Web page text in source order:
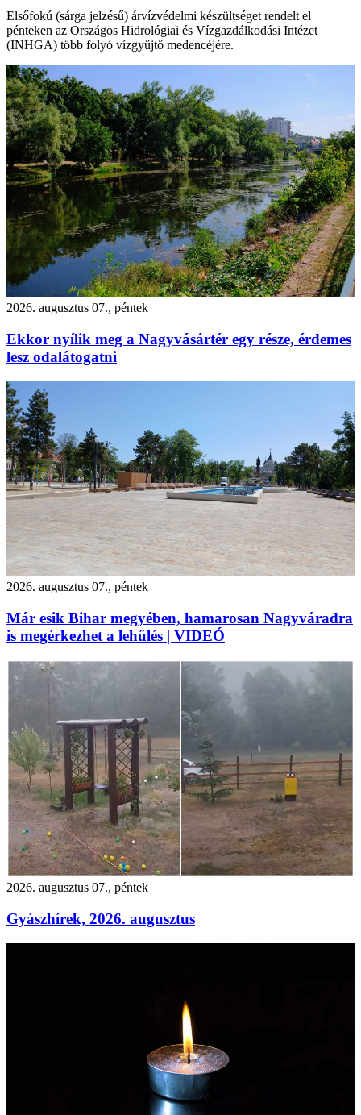
Elsőfokú (sárga jelzésű) árvízvédelmi készültséget rendelt el
pénteken az Országos Hidrológiai és Vízgazdálkodási Intézet
(INHGA) több folyó vízgyűjtő medencéjére.
2026. augusztus 07., péntek
Ekkor nyílik meg a Nagyvásártér egy része, érdemes
lesz odalátogatni
2026. augusztus 07., péntek
Már esik Bihar megyében, hamarosan Nagyváradra
is megérkezhet a lehűlés | VIDEÓ
2026. augusztus 07., péntek
Gyászhírek, 2026. augusztus